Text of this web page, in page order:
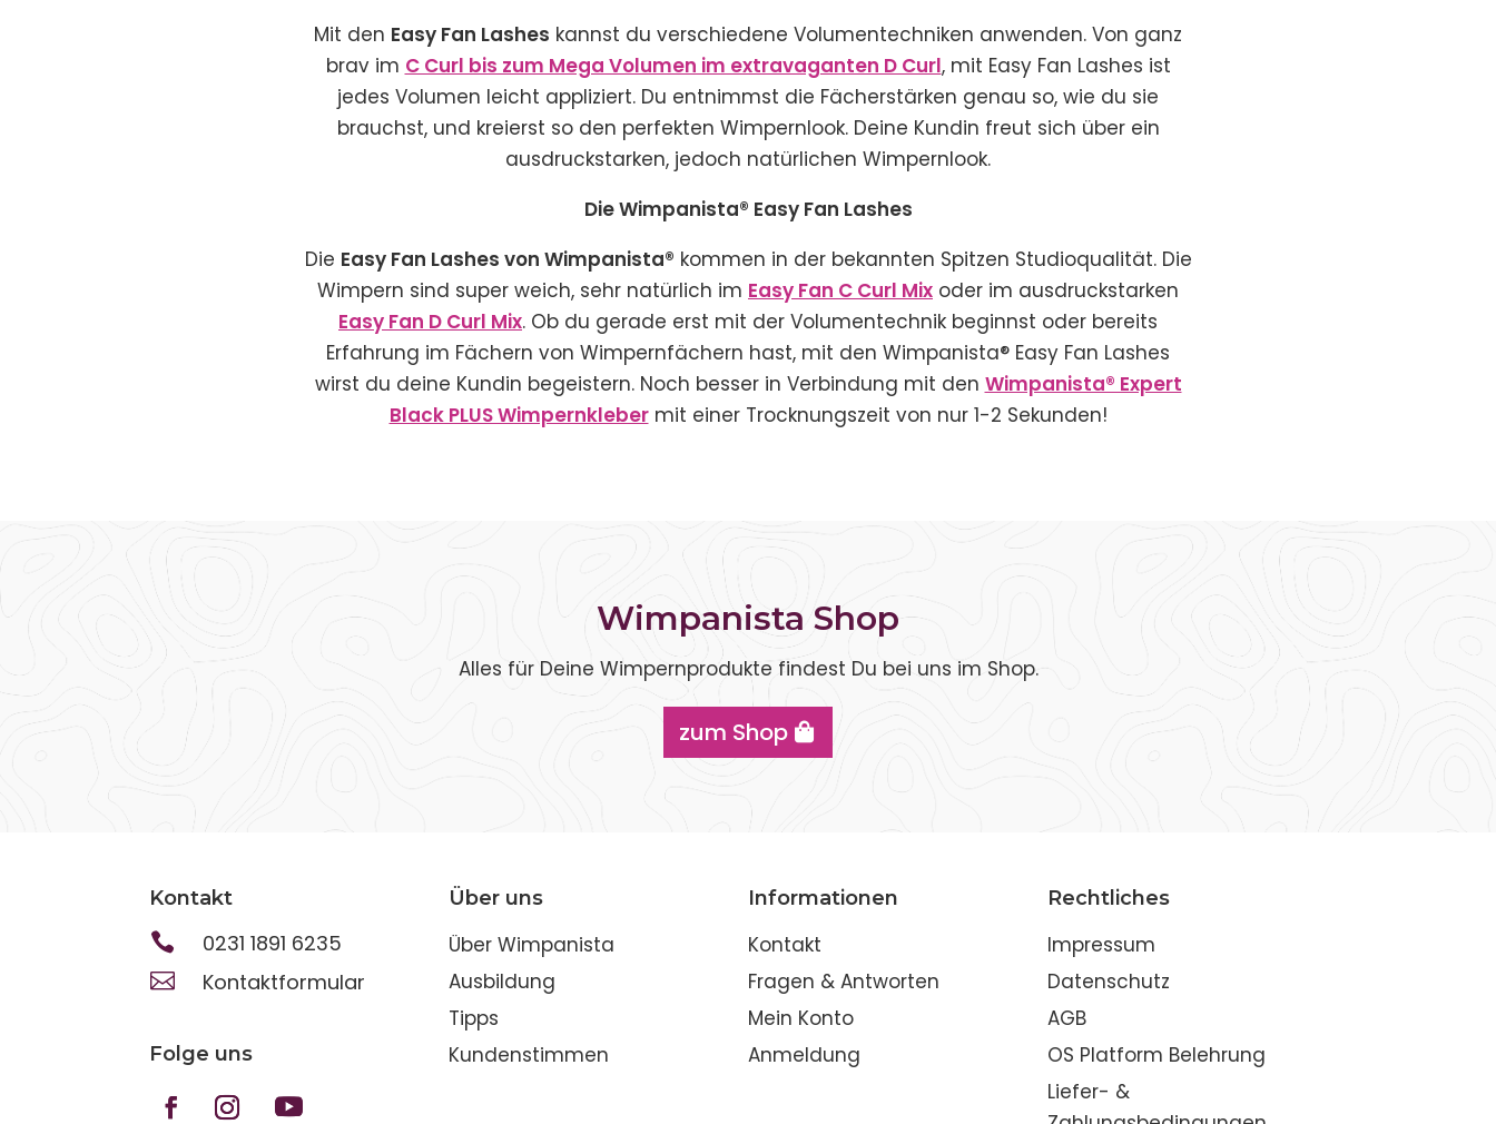
Mit den Easy Fan Lashes kannst du verschiedene Volumentechniken anwenden. Von ganz
brav im C Curl bis zum Mega Volumen im extravaganten D Curl, mit Easy Fan Lashes ist
jedes Volumen leicht appliziert. Du entnimmst die Fächerstärken genau so, wie du sie
brauchst, und kreierst so den perfekten Wimpernlook. Deine Kundin freut sich über ein
ausdruckstarken, jedoch natürlichen Wimpernlook.
Die Wimpanista® Easy Fan Lashes
Die Easy Fan Lashes von Wimpanista® kommen in der bekannten Spitzen Studioqualität. Die
Wimpern sind super weich, sehr natürlich im Easy Fan C Curl Mix oder im ausdruckstarken
Easy Fan D Curl Mix. Ob du gerade erst mit der Volumentechnik beginnst oder bereits
Erfahrung im Fächern von Wimpernfächern hast, mit den Wimpanista® Easy Fan Lashes
wirst du deine Kundin begeistern. Noch besser in Verbindung mit den Wimpanista® Expert
Black PLUS Wimpernklebermit einer Trocknungszeit von nur 1-2 Sekunden!
Wimpanista Shop
Alles für Deine Wimpernprodukte findest Du bei uns im Shop.
zum Shop
Kontakt

0231 1891 6235
 Kontaktformular
Folge uns
Über uns
Über Wimpanista
Ausbildung
Tipps
Kundenstimmen
Informationen
Kontakt
Fragen & Antworten
Mein Konto
Anmeldung
Rechtliches
Impressum
Datenschutz
AGB
OS Platform Belehrung
Liefer- &